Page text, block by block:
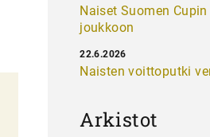
Naiset Suomen
joukkoon
Naisten voittoputki
22.6.2026
Arkistot